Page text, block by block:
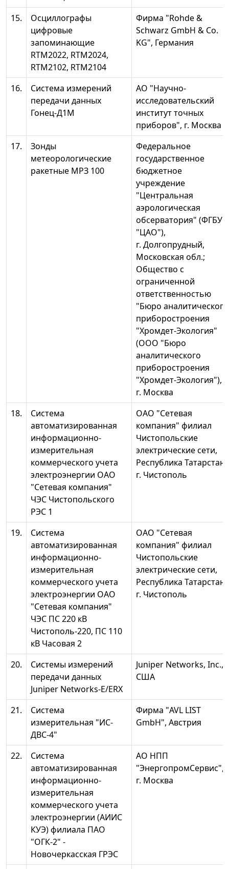
15.
Осциллографы
цифровые
запоминающие
RTM2022, RTM2024,
RTM2102, RTM2104
Фирма "Rohde &
Schwarz GmbH & Co.
KG", Германия
16.
Система измерений
передачи данных
Гонец-Д1М
АО "Научно-
исследовательский
институт точных
приборов", г. Москва
17.
Зонды
метеорологические
ракетные МРЗ 100
Федеральное
государственное
бюджетное
учреждение
"Центральная
аэрологическая
обсерватория" (ФГБУ
"ЦАО"),
г. Долгопрудный,
Московская обл.;
Общество с
ограниченной
ответственностью
"Бюро аналитического
приборостроения
"Хромдет-Экология"
(ООО "Бюро
аналитического
приборостроения
"Хромдет-Экология"),
г. Москва
18.
Система
автоматизированная
информационно-
измерительная
коммерческого учета
электроэнергии ОАО
"Сетевая компания"
ЧЭС Чистопольского
РЭС 1
ОАО "Сетевая
компания" филиал
Чистопольские
электрические сети,
Республика Татарстан,
г. Чистополь
19.
Система
автоматизированная
информационно-
измерительная
коммерческого учета
электроэнергии ОАО
"Сетевая компания"
ЧЭС ПС 220 кВ
Чистополь-220, ПС 110
кВ Часовая 2
ОАО "Сетевая
компания" филиал
Чистопольские
электрические сети,
Республика Татарстан,
г. Чистополь
20.
Системы измерений
передачи данных
Juniper Networks-E/ERX
Juniper Networks, Inc.,
США
21.
Система
измерительная "ИС-
ДВС-4"
Фирма "AVL LIST
GmbH", Австрия
22.
Система
автоматизированная
информационно-
измерительная
коммерческого учета
электроэнергии (АИИС
КУЭ) филиала ПАО
"ОГК-2" -
Новочеркасская ГРЭС
АО НПП
"ЭнергопромСервис",
г. Москва